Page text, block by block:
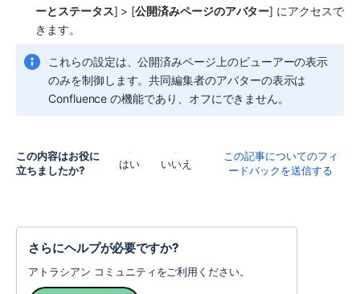
ーとステータス] > [公開済みページのアバター] にアクセスで
きます。
これらの設定は、公開済みページ上のビューアーの表示
のみを制御します。共同編集者のアバターの表示は
Confluence の機能であり、オフにできません。
この内容はお役に
立ちましたか?
はい いいえ
この記事についてのフィ
ードバックを送信する
さらにヘルプが必要ですか?
アトラシアン コミュニティをご利用ください。